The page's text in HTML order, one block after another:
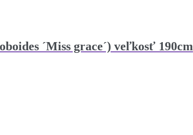
´Miss grace´) veľkosť 190cm